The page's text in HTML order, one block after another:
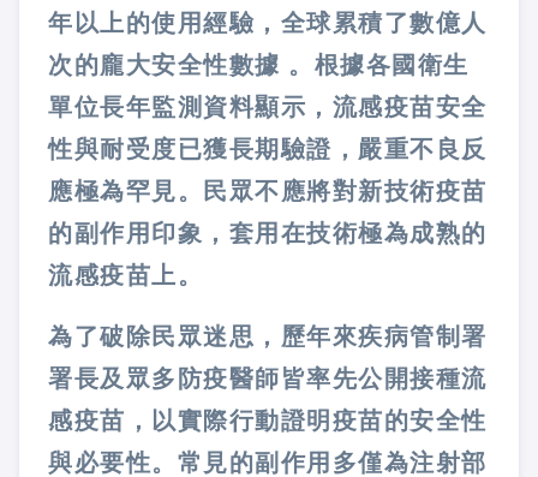
年以上的使用經驗，全球累積了數億人
次的龐大安全性數據 。根據各國衛生
單位長年監測資料顯示，流感疫苗安全
性與耐受度已獲長期驗證，嚴重不良反
應極為罕見。民眾不應將對新技術疫苗
的副作用印象，套用在技術極為成熟的
流感疫苗上。
為了破除民眾迷思，歷年來疾病管制署
署長及眾多防疫醫師皆率先公開接種流
感疫苗，以實際行動證明疫苗的安全性
與必要性。常見的副作用多僅為注射部